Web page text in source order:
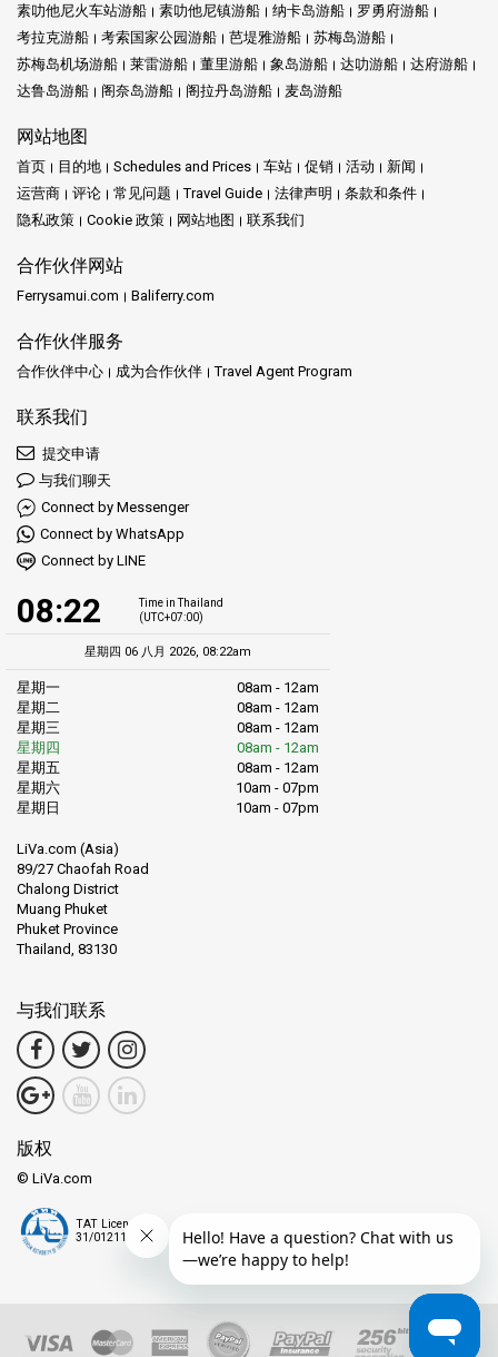
素叻他尼火车站游船
素叻他尼镇游船 纳卡岛游船
罗勇府游船
考拉克游船
考索国家公园游船 芭堤雅游船
苏梅岛游船
苏梅岛机场游船
莱雷游船 董里游船 象岛游船 达叻游船
达府游船
达鲁岛游船
阁奈岛游船 阁拉丹岛游船 麦岛游船
网站地图
首页 目的地 Schedules and Prices 车站 促销 活动
新闻
运营商
评论 常见问题 Travel Guide 法律声明
条款和条件
隐私政策
Cookie 政策 网站地图 联系我们
合作伙伴网站
Ferrysamui.com Baliferry.com
合作伙伴服务
合作伙伴中心 成为合作伙伴 Travel Agent Program
联系我们
提交申请
与我们聊天
Connect by Messenger
Connect by WhatsApp
Connect by LINE
08:22
Time in Thailand
(UTC+07:00)
星期四 06 八月 2026, 08:22am
星期一
08am - 12am
星期二
08am - 12am
星期三
08am - 12am
星期四
08am - 12am
星期五
08am - 12am
星期六
10am - 07pm
星期日
10am - 07pm
LiVa.com (Asia)
89/27 Chaofah Road
Chalong District
Muang Phuket
Phuket Province
Thailand, 83130
与我们联系
版权
© LiVa.com
TAT License
31/01211